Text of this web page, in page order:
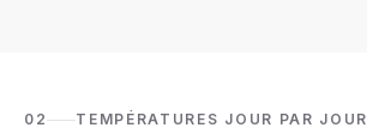
02 TEMPÉRATURES JOUR PAR JOUR